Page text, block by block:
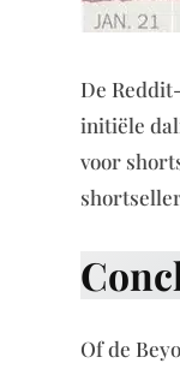
De
initiële
voor
Of de